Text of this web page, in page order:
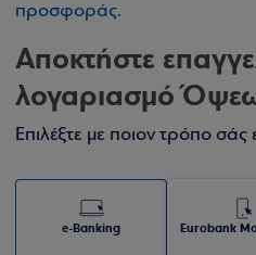
προσφοράς.
Αποκτήστε
λογαριασμό
Επιλέξτε με ποιον τρόπο σάς
e-Banking Eurobank